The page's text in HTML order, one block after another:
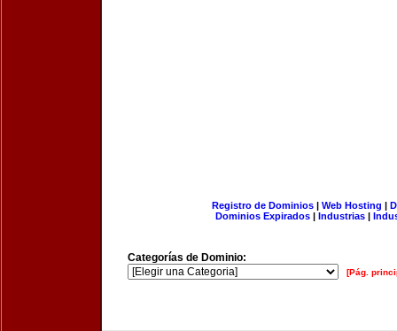
Registro de Dominios| Web Hosting |
Dominios Expirados | Industrias |
Categorías de Dominio:
[Pág.